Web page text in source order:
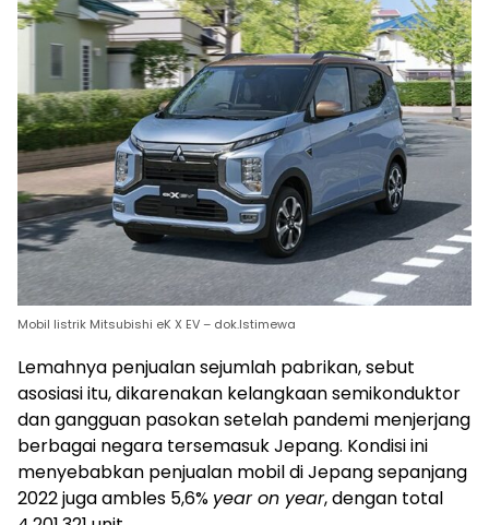
Mobil listrik Mitsubishi eK X EV – dok.Istimewa
Lemahnya penjualan sejumlah pabrikan, sebut
asosiasi itu, dikarenakan kelangkaan semikonduktor
dan gangguan pasokan setelah pandemi menjerjang
berbagai negara tersemasuk Jepang. Kondisi ini
menyebabkan penjualan mobil di Jepang sepanjang
2022 juga ambles 5,6% year on year, dengan total